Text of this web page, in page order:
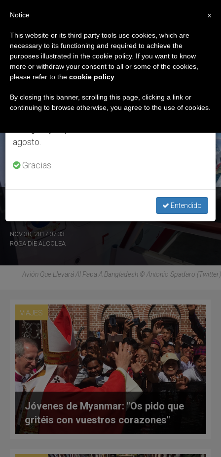
MES
Noviembre, 2017
ÚLTIMAS NOTICIAS
Bangladesh: El Papa ya viaja a Dhaka, capital del país
NOV 30, 2017 07:33
ROSA DIE ALCOLEA
Avión Que Llevará Al Papa A Bangladesh © Antonio Spadaro (Twitter)
VIAJES
Jóvenes de Myanmar: "Os pido que
gritéis con vuestros corazones"
×
Aviso importante
Del 27 de julio al 7 de agosto haremos la pausa
anual, aprovechando que en el periodo de verano
se generan menos informaciones y también el
agosto.
Gracias.
Entendido
x
Notice
This website or its third party tools use cookies, which are
necessary to its functioning and required to achieve the
purposes illustrated in the cookie policy. If you want to know
more or withdraw your consent to all or some of the cookies,
please refer to the cookie policy
By closing this banner, scrolling this page, clicking a link or
continuing to browse otherwise, you agree to the use of cookies.